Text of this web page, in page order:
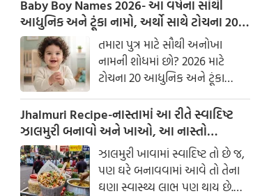
અને ક્રીમી ટેક્સચરનું સંપૂર્ણ મિશ્રણ
તેને બધી ઉંમરના લોકોમાં પ્રિય
બનાવે છે.
Baby Boy Names 2026- આ વર્ષના સૌથી
આધુનિક અને ટૂંકા નામો, અર્થો સાથે ટોચના 20
નામોની યાદી જુઓ.તમારા પુત્ર માટે સૌથી અનોખા
નામની શોધમાં છો? 2026 માટે
ટોચના 20 આધુનિક અને ટૂંકા
બાળક છોકરાના નામોની યાદી
તપાસો, અર્થો સાથે, જે તમારા
બાળકને એક સુંદર ઓળખ આપશે.
Jhalmuri Recipe-નાસ્તામાં આ રીતે સ્વાદિષ્ટ
ઝાલમુરી બનાવો અને ખાઓ, આ નાસ્તો
મસાલેદાર અને સ્વાદિષ્ટ છે.ઝાલમુરી ખાવામાં સ્વાદિષ્ટ તો છે જ,
પણ ઘરે બનાવવામાં આવે તો તેના
ઘણા સ્વાસ્થ્ય લાભ પણ થાય છે.